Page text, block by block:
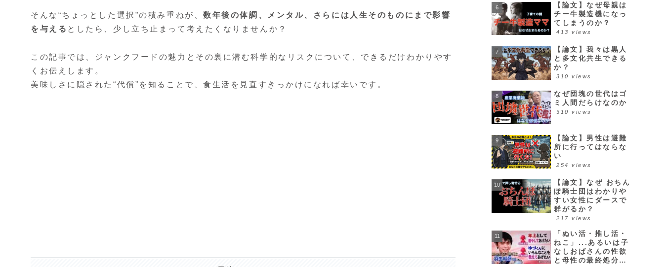
そんな“ちょっとした選択”の積み重ねが、数年後の体調、メンタル、さらには人生そのものにまで影響
を与える としたら、少し立ち止まって考えたくなりませんか？
この記事では、ジャンクフードの魅力とその裏に潜む科学的なリスクについて、できるだけわかりやす
くお伝えします。
美味しさに隠された“代償”を知ることで、食生活を見直すきっかけになれば幸いです。
【論文】なぜ母親は
チー牛製造機になっ
てしまうのか？
413 views
【論文】我々は黒人
と多文化共生できる
か？
310 views
なぜ団塊の世代はゴ
ミ人間だらけなのか
310 views
【論文】男性は避難
所に行ってはならな
い
254 views
【論文】なぜ おちん
ぽ騎士団はわかりや
すい女性にダースで
群がるか？
217 views
「ぬい活・推し活・
ねこ」...あるいは子
なしおばさんの性欲
と母性の最終処分場